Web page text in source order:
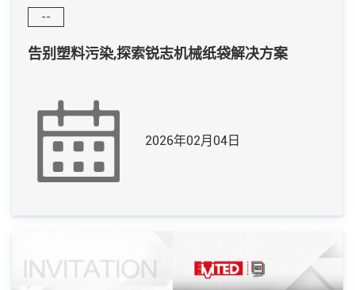
--
告别塑料污染,探索锐志机械纸袋解决方案
2026年02月04日